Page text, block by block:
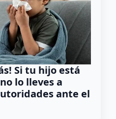
Si tu hijo está
lo lleves a
ante el